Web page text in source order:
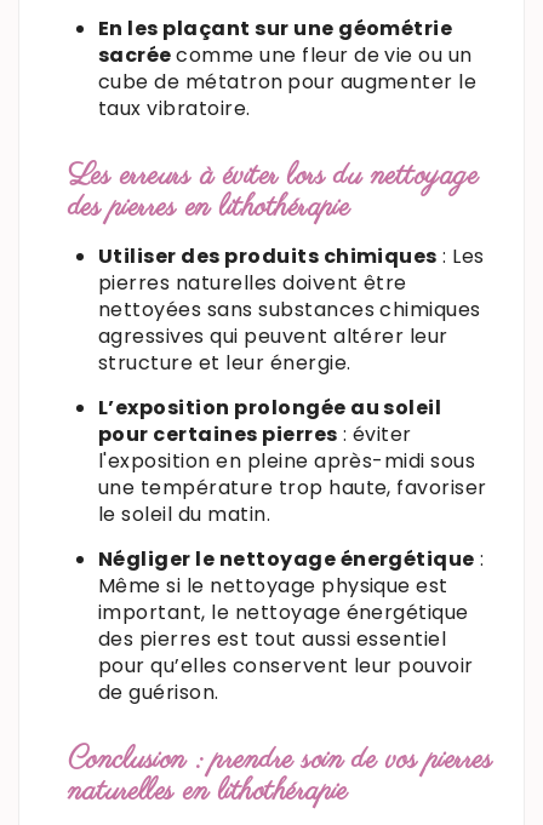
En les plaçant sur une géométrie
sacréecomme une fleur de vie ou un
cube de métatron pour augmenter le
taux vibratoire.
Les erreurs à éviter lors du nettoyage
des pierres en lithothérapie
Utiliser des produits chimiques : Les
pierres naturelles doivent être
nettoyées sans substances chimiques
agressives qui peuvent altérer leur
structure et leur énergie.
L’exposition prolongée au soleil
pour certaines pierres : éviter
l'exposition en pleine après-midi sous
une température trop haute, favoriser
le soleil du matin.
Négliger le nettoyage énergétique :
Même si le nettoyage physique est
important, le nettoyage énergétique
des pierres est tout aussi essentiel
pour qu’elles conservent leur pouvoir
de guérison.
Conclusion : prendre soin de vos pierres
naturelles en lithothérapie